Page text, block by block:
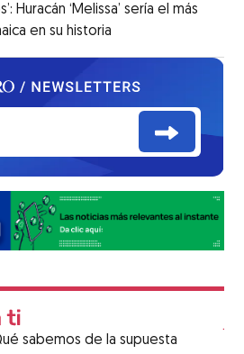
Huracán ‘Melissa’ sería el más
en su historia
sabemos de la supuesta